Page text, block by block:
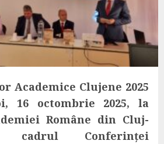
Academice Clujene 2025
, 16octombrie 2025, la
Române din Cluj-
cadrul Conferinței